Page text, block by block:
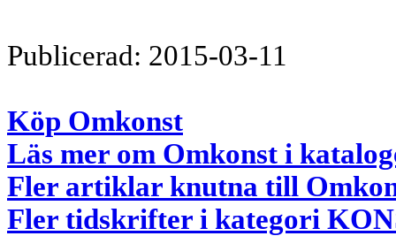
Publicerad: 2015-03-11
Köp Omkonst
Läs mer om Omkonst i
Fler artiklar knutna till
Fler tidskrifter i kategori